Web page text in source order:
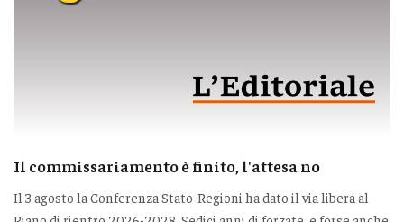
Il commissariamento è finito, l'attesa no
Il 3 agosto la Conferenza Stato-Regioni ha dato il via libera al